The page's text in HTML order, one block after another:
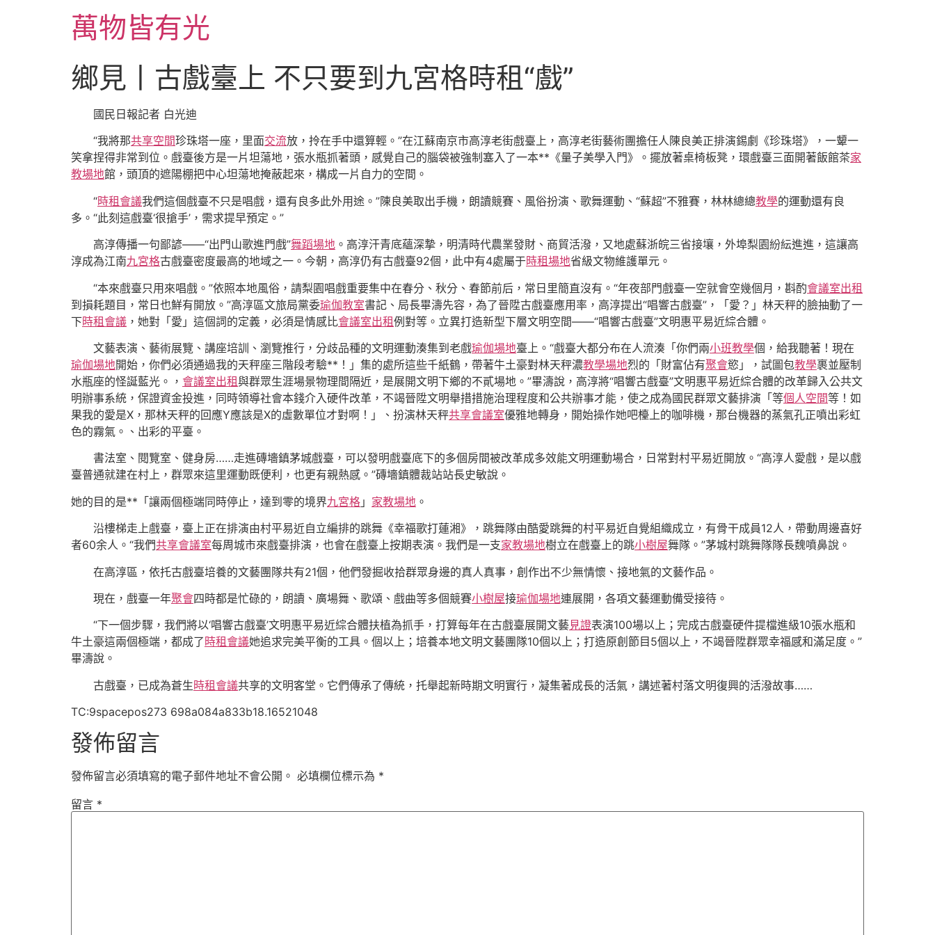
萬物皆有光
鄉見丨古戲臺上 不只要到九宮格時租“戲”
國民日報記者 白光迪
“我將那共享空間珍珠塔一座，里面交流放，拎在手中還算輕。”在江蘇南京市高淳老街戲臺上，高淳老街藝術團擔任人陳良美正排演錫劇《珍珠塔》，一顰一
笑拿捏得非常到位。戲臺後方是一片坦蕩地，張水瓶抓著頭，感覺自己的腦袋被強制塞入了一本**《量子美學入門》。擺放著桌椅板凳，環戲臺三面開著飯館茶家
教場地館，頭頂的遮陽棚把中心坦蕩地掩蔽起來，構成一片自力的空間。
“時租會議我們這個戲臺不只是唱戲，還有良多此外用途。”陳良美取出手機，朗讀競賽、風俗扮演、歌舞運動、“蘇超”不雅賽，林林總總教學的運動還有良
多。“此刻這戲臺‘很搶手’，需求提早預定。”
高淳傳播一句鄙諺——“出門山歌進門戲”舞蹈場地 。高淳汗青底蘊深摯，明清時代農業發財、商貿活潑，又地處蘇浙皖三省接壤，外埠梨園紛紜進進，這讓高
淳成為江南九宮格古戲臺密度最高的地域之一。今朝，高淳仍有古戲臺92個，此中有4處屬于時租場地省級文物維護單元。
“本來戲臺只用來唱戲。”依照本地風俗，請梨園唱戲重要集中在春分、秋分、春節前后，常日里簡直沒有。“年夜部門戲臺一空就會空幾個月，斟酌會議室出租
到損耗題目，常日也鮮有開放。”高淳區文旅局黨委瑜伽教室書記、局長畢濤先容，為了晉陞古戲臺應用率，高淳提出“唱響古戲臺”，「愛？」林天秤的臉抽動了一
下時租會議 ，她對「愛」這個詞的定義，必須是情感比會議室出租例對等。立異打造新型下層文明空間——“唱響古戲臺”文明惠平易近綜合體。
文藝表演、藝術展覽、講座培訓、瀏覽推行，分歧品種的文明運動湊集到老戲瑜伽場地臺上。“戲臺大都分布在人流湊「你們兩小班教學個，給我聽著！現在
瑜伽場地開始，你們必須通過我的天秤座三階段考驗**！」集的處所這些千紙鶴，帶著牛土豪對林天秤濃教學場地烈的「財富佔有聚會慾」，試圖包教學裹並壓制
水瓶座的怪誕藍光。， 會議室出租與群眾生涯場景物理間隔近，是展開文明下鄉的不貳場地。”畢濤說，高淳將“唱響古戲臺”文明惠平易近綜合體的改革歸入公共文
明辦事系統，保證資金投進，同時領導社會本錢介入硬件改革，不竭晉陞文明舉措措施治理程度和公共辦事才能，使之成為國民群眾文藝排演「等個人空間等！如
果我的愛是X，那林天秤的回應Y應該是X的虛數單位才對啊！」、扮演林天秤共享會議室優雅地轉身，開始操作她吧檯上的咖啡機，那台機器的蒸氣孔正噴出彩虹
色的霧氣。、出彩的平臺。
書法室、閱覽室、健身房……走進磚墻鎮茅城戲臺，可以發明戲臺底下的多個房間被改革成多效能文明運動場合，日常對村平易近開放。“高淳人愛戲，是以戲
臺普通就建在村上，群眾來這里運動既便利，也更有親熱感。”磚墻鎮體裁站站長史敏說。
她的目的是**「讓兩個極端同時停止，達到零的境界九宮格 」 家教場地 。
沿樓梯走上戲臺，臺上正在排演由村平易近自立編排的跳舞《幸福歌打蓮湘》，跳舞隊由酷愛跳舞的村平易近自覺組織成立，有骨干成員12人，帶動周邊喜好
者60余人。“我們共享會議室每周城市來戲臺排演，也會在戲臺上按期表演。我們是一支家教場地樹立在戲臺上的跳小樹屋舞隊。”茅城村跳舞隊隊長魏噴鼻說。
在高淳區，依托古戲臺培養的文藝團隊共有21個，他們發掘收拾群眾身邊的真人真事，創作出不少無情懷、接地氣的文藝作品。
現在，戲臺一年聚會四時都是忙碌的，朗讀、廣場舞、歌頌、戲曲等多個競賽小樹屋接瑜伽場地連展開，各項文藝運動備受接待。
“下一個步驟，我們將以‘唱響古戲臺’文明惠平易近綜合體扶植為抓手，打算每年在古戲臺展開文藝見證表演100場以上；完成古戲臺硬件提檔進級10張水瓶和
牛土豪這兩個極端，都成了 時租會議她追求完美平衡的工具。個以上；培養本地文明文藝團隊10個以上；打造原創節目5個以上，不竭晉陞群眾幸福感和滿足度。”
畢濤說。
古戲臺，已成為蒼生時租會議共享的文明客堂。它們傳承了傳統，托舉起新時期文明實行，凝集著成長的活氣，講述著村落文明復興的活潑故事……
TC:9spacepos273 698a084a833b18.16521048
發佈留言
發佈留言必須填寫的電子郵件地址不會公開。 必填欄位標示為 *
留言 *